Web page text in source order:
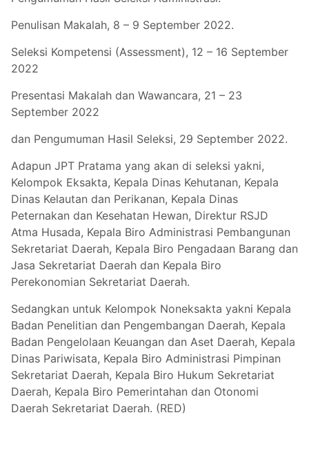
Penulisan Makalah, 8 – 9 September 2022.
Seleksi Kompetensi (Assessment), 12 – 16 September
2022
Presentasi Makalah dan Wawancara, 21 – 23
September 2022
dan Pengumuman Hasil Seleksi, 29 September 2022.
Adapun JPT Pratama yang akan di seleksi yakni,
Kelompok Eksakta, Kepala Dinas Kehutanan, Kepala
Dinas Kelautan dan Perikanan, Kepala Dinas
Peternakan dan Kesehatan Hewan, Direktur RSJD
Atma Husada, Kepala Biro Administrasi Pembangunan
Sekretariat Daerah, Kepala Biro Pengadaan Barang dan
Jasa Sekretariat Daerah dan Kepala Biro
Perekonomian Sekretariat Daerah.
Sedangkan untuk Kelompok Noneksakta yakni Kepala
Badan Penelitian dan Pengembangan Daerah, Kepala
Badan Pengelolaan Keuangan dan Aset Daerah, Kepala
Dinas Pariwisata, Kepala Biro Administrasi Pimpinan
Sekretariat Daerah, Kepala Biro Hukum Sekretariat
Daerah, Kepala Biro Pemerintahan dan Otonomi
Daerah Sekretariat Daerah. (RED)